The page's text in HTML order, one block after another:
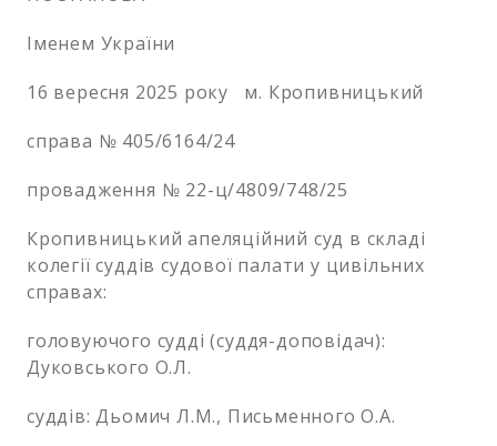
Іменем України
16 вересня 2025 року м. Кропивницький
справа № 405/6164/24
провадження № 22-ц/4809/748/25
Кропивницький апеляційний суд в складі
колегії суддів судової палати у цивільних
справах:
головуючого судді (суддя-доповідач):
Дуковського О.Л.
суддів: Дьомич Л.М., Письменного О.А.